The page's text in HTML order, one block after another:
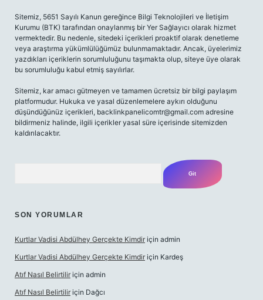
Sitemiz, 5651 Sayılı Kanun gereğince Bilgi Teknolojileri ve İletişim
Kurumu (BTK) tarafından onaylanmış bir Yer Sağlayıcı olarak hizmet
vermektedir. Bu nedenle, sitedeki içerikleri proaktif olarak denetleme
veya araştırma yükümlülüğümüz bulunmamaktadır. Ancak, üyelerimiz
yazdıkları içeriklerin sorumluluğunu taşımakta olup, siteye üye olarak
bu sorumluluğu kabul etmiş sayılırlar.
Sitemiz, kar amacı gütmeyen ve tamamen ücretsiz bir bilgi paylaşım
platformudur. Hukuka ve yasal düzenlemelere aykırı olduğunu
düşündüğünüz içerikleri, backlinkpanelicomtr@gmail.com adresine
bildirmeniz halinde, ilgili içerikler yasal süre içerisinde sitemizden
kaldırılacaktır.
SON YORUMLAR
Kurtlar Vadisi Abdülhey Gerçekte Kimdir için admin
Kurtlar Vadisi Abdülhey Gerçekte Kimdir için Kardeş
Atıf Nasıl Belirtilir için admin
Atıf Nasıl Belirtilir için Dağcı